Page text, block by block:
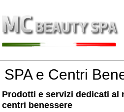
SPA e Centri
Prodotti e servizi dedicati al
centri benessere